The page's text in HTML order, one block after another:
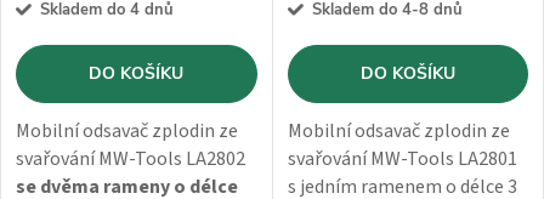
o
d
u
o
d
u
Skladem do 4 dnů
DO KOŠÍKU
Mobilní odsavač zplodin ze
svařování MW-Tools LA2802
se dvěma rameny o délce
Skladem do 4-8 dnů
DO KOŠÍKU
Mobilní odsavač zplodin ze
svařování MW-Tools LA2801
s jedním ramenem o délce 3